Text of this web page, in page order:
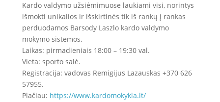
Kardo valdymo užsiėmimuose laukiami visi, norintys
išmokti unikalios ir išskirtinės tik iš rankų į rankas
perduodamos Barsody Laszlo kardo valdymo
mokymo sistemos.
Laikas: pirmadieniais 18:00 – 19:30 val.
Vieta: sporto salė.
Registracija: vadovas Remigijus Lazauskas +370 626
57955.
Plačiau: https://www.kardomokykla.lt/